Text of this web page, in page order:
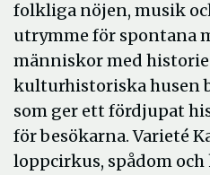
folkliga nöjen, musik
utrymme för spontana
människor med
kulturhistoriska husen
som ger ett fördjupat
för besökarna. Varieté
loppcirkus, spådom